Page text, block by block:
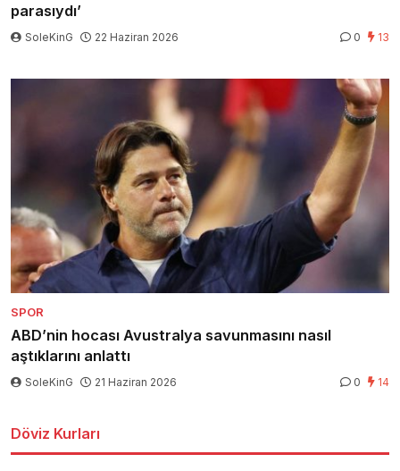
parasıydı’
SoleKinG 22 Haziran 2026 0 13
SPOR
ABD’nin hocası Avustralya savunmasını nasıl
aştıklarını anlattı
SoleKinG 21 Haziran 2026 0 14
Döviz Kurları